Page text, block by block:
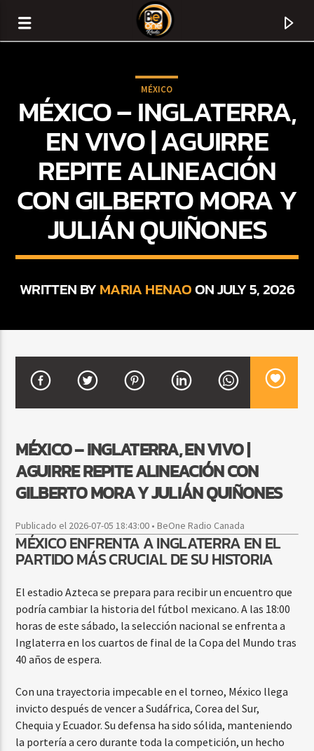
TITLE
CURRENT SHOW
BALADAS ROMÁNTICAS
4:00 AM 6:00 AM
Beone Radio
MÉXICO
MÉXICO – INGLATERRA,
EN VIVO | AGUIRRE
REPITE ALINEACIÓN
CON GILBERTO MORA Y
JULIÁN QUIÑONES
WRITTEN BYMARIA HENAOON JULY 5, 2026
MÉXICO – INGLATERRA, EN VIVO |
AGUIRRE REPITE ALINEACIÓN CON
GILBERTO MORA Y JULIÁN QUIÑONES
Publicado el 2026-07-05 18:43:00 • BeOne Radio Canada
MÉXICO ENFRENTA A INGLATERRA EN EL
PARTIDO MÁS CRUCIAL DE SU HISTORIA
El estadio Azteca se prepara para recibir un encuentro que
podría cambiar la historia del fútbol mexicano. A las 18:00
horas de este sábado, la selección nacional se enfrenta a
Inglaterra en los cuartos de final de la Copa del Mundo tras
40 años de espera.
Con una trayectoria impecable en el torneo, México llega
invicto después de vencer a Sudáfrica, Corea del Sur,
Chequia y Ecuador. Su defensa ha sido sólida, manteniendo
la portería a cero durante toda la competición, un hecho